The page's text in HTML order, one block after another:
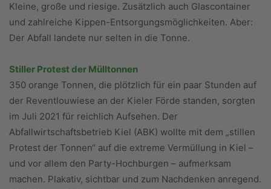
Kleine, große und riesige. Zusätzlich auch Glascontainer
und zahlreiche Kippen-Entsorgungsmöglichkeiten. Aber:
Der Abfall landete nur selten in die Tonne.
Stiller Protest der Mülltonnen
350 orange Tonnen, die plötzlich für ein paar Stunden auf
der Reventlouwiese an der Kieler Förde standen, sorgten
im Juli 2021 für reichlich Aufsehen. Der
Abfallwirtschaftsbetrieb Kiel (ABK) wollte mit dem „stillen
Protest der Tonnen“ auf die extreme Vermüllung in Kiel –
und vor allem den Party-Hochburgen – aufmerksam
machen. Plakativ, sichtbar und zum Nachdenken anregend.